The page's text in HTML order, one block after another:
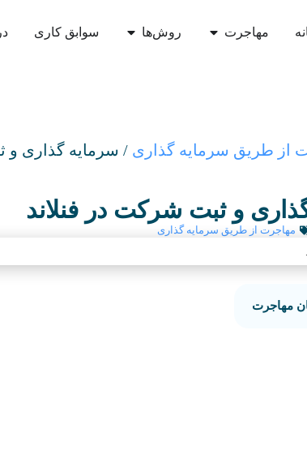
مهاجرت روش‌ها سوابق کاری
از طریق سرمایه گذاری / سرمایه گذاری
و ثبت شرکت در فنلاند
مهاجرت از طریق سرمایه گذاری
مهاجرت